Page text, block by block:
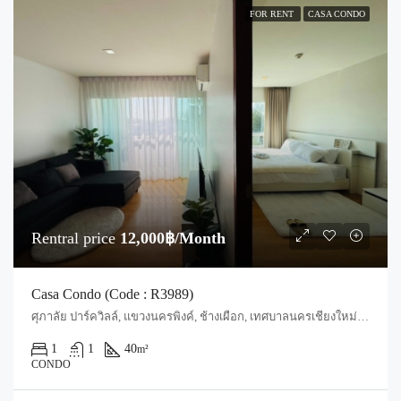
FOR RENT CASA CONDO
Rentral price 12,000฿/Month
Casa Condo (Code : R3989)
1 1 40m²
CONDO